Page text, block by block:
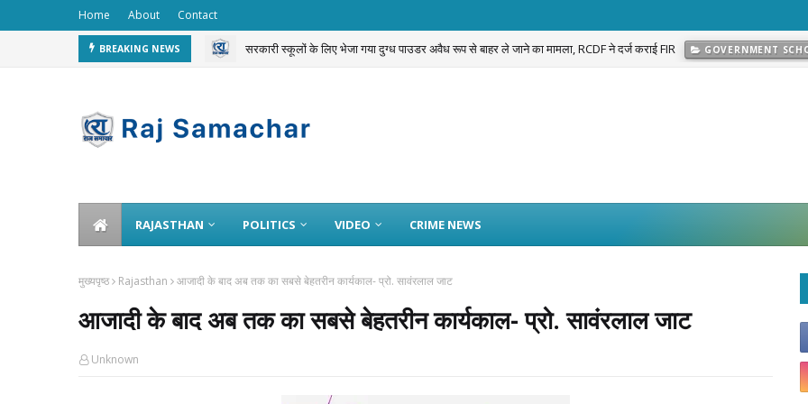
Home About Contact
BREAKING NEWS सरकारी स्कूलों के लिए भेजा गया दुग्ध पाउडर अवैध रूप से बाहर ले जाने का मामला, RCDF ने दर्ज कराई FIR GOVERNMENT
RAJASTHAN POLITICS VIDEO CRIME NEWS
मुख्यपृष्ठ Rajasthan आजादी के बाद अब तक का सबसे बेहतरीन कार्यकाल- प्रो. सावंरलाल जाट
आजादी के बाद अब तक का सबसे बेहतरीन कार्यकाल- प्रो. सावंरलाल जाट
Unknown